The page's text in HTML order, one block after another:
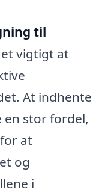
til
vigtigt at
At indhente
stor fordel,
at
og
i